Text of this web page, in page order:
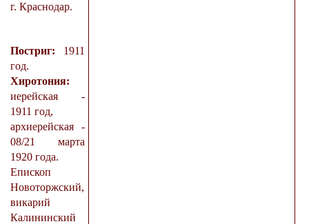
г. Краснодар.
Постриг: 1911
год.
Хиротония:
иерейская -
1911 год,
архиерейская -
08/21 марта
1920 года.
Епископ
Новоторжский,
викарий
Калининский